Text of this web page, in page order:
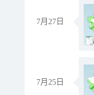
7月27日
7月25日